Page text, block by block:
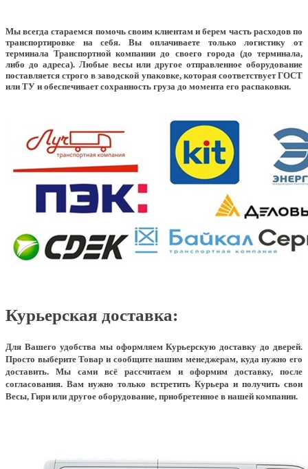
Мы всегда стараемся помочь своим клиентам и берем часть расходов по
транспортировке на себя. Вы оплачиваете только логистику от
терминала Транспортной компании до своего города (до терминала,
либо до адреса). Любые весы или другое отправленное оборудование
поставляется строго в заводской упаковке, которая соответствует ГОСТ
или ТУ и обеспечивает сохранность груза до момента его распаковки.
Курьерская доставка:
Для Вашего удобства мы оформляем Курьерскую доставку до дверей.
Просто выберите Товар и сообщите нашим менеджерам, куда нужно его
доставить. Мы сами всё рассчитаем и оформим доставку, после
согласования. Вам нужно только встретить Курьера и получить свои
Весы, Гири или другое оборудование, приобретенное в нашей компании.